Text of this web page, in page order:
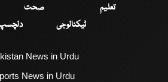
تعلیم
صحت
ٹیکنالوجی
News in Urdu
News in Urdu